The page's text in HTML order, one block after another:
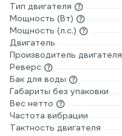
Тип двигателя
Мощность (Вт)
Мощность (л.с.)
Двигатель
Производитель двигателя
Реверс
Бак для воды
Габариты без упаковки
Вес нетто
Частота вибрации
Тактность двигателя